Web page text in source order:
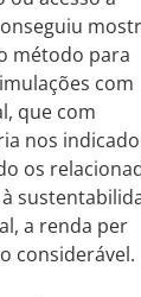
método para
com
que com
nos
os
a renda per
considerável.